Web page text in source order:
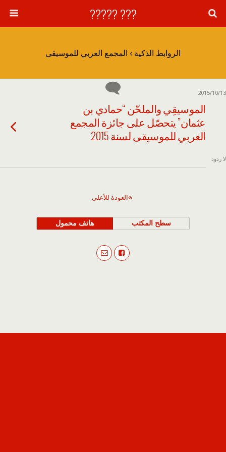
??? ?????
الروابط الذكية › المجمع العربي للموسيقى
2015/10/13
الموسيقِي والملحّن “حمادي بن
عثمان” يتحصّل على جائزة المجمع
العربي للموسيقى لسنة 2015
لا ردود
العودة للأعلى
هاتف محمول سطح المكتب